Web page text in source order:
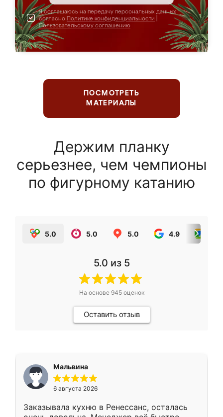
Я соглашаюсь на передачу персональных данных
согласно Политике конфиденциальности
Пользовательскому соглашению
ПОСМОТРЕТЬ
МАТЕРИАЛЫ
Держим планку
серьезнее, чем чемпионы
по фигурному катанию
5.0 5.0 5.0 4.9
5.0 из 5
На основе 945оценок
Оставить отзыв
Мальвина
6 августа 2026
Заказывала кухню в Ренессанс, осталась